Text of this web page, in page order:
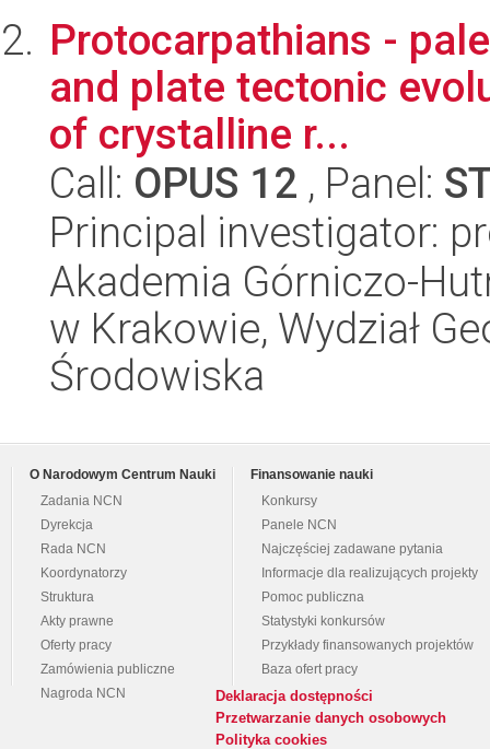
Protocarpathians -
and plate tectonic
of crystalline r...
Call: OPUS 12 , Panel:
Principal investigator:
Akademia Górniczo-
w Krakowie, Wydział
Środowiska
O Narodowym Centrum Nauki
Zadania NCN
Dyrekcja
Rada NCN
Koordynatorzy
Struktura
Akty prawne
Oferty pracy
Zamówienia publiczne
Nagroda NCN
Finansowanie nauki
Konkursy
Panele NCN
Najczęściej zadawane pytania
Informacje dla realizujących projekty
Pomoc publiczna
Statystyki konkursów
Przykłady finansowanych projektów
Baza ofert pracy
Deklaracja dostępności
Przetwarzanie danych osobowych
Polityka cookies